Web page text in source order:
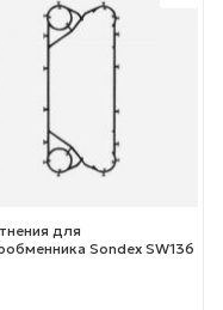
для
Sondex SW136